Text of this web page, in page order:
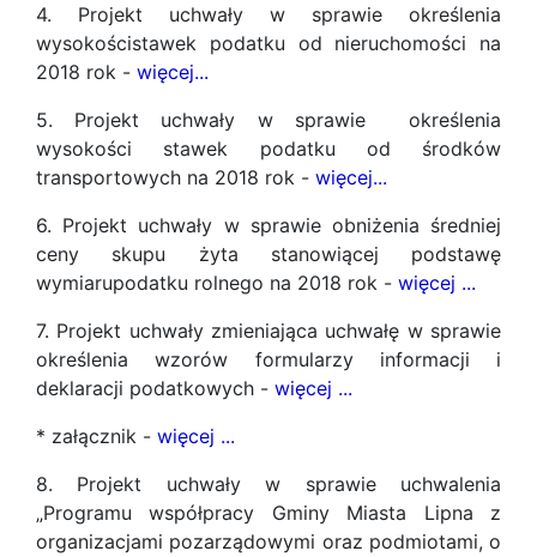
4. Projekt uchwały w sprawie określenia
wysokościstawek podatku od nieruchomości na
2018 rok - więcej...
5. Projekt uchwały w sprawie określenia
wysokości stawek podatku od środków
transportowych na 2018 rok - więcej...
6. Projekt uchwały w sprawie obniżenia średniej
ceny skupu żyta stanowiącej podstawę
wymiarupodatku rolnego na 2018 rok - więcej ...
7. Projekt uchwały zmieniająca uchwałę w sprawie
określenia wzorów formularzy informacji i
deklaracji podatkowych - więcej ...
* załącznik - więcej ...
8. Projekt uchwały w sprawie uchwalenia
„Programu współpracy Gminy Miasta Lipna z
organizacjami pozarządowymi oraz podmiotami, o